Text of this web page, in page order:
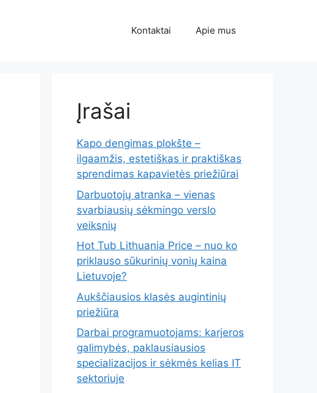
Kontaktai Apie mus
Įrašai
Kapo dengimas plokšte –
ilgaamžis, estetiškas ir praktiškas
sprendimas kapavietės priežiūrai
Darbuotojų atranka – vienas
svarbiausių sėkmingo verslo
veiksnių
Hot Tub Lithuania Price – nuo ko
priklauso sūkurinių vonių kaina
Lietuvoje?
Aukščiausios klasės augintinių
priežiūra
Darbai programuotojams: karjeros
galimybės, paklausiausios
specializacijos ir sėkmės kelias IT
sektoriuje